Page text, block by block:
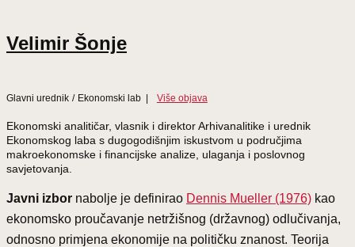
Velimir Šonje
Glavni urednik / Ekonomski lab | Više objava
Ekonomski analitičar, vlasnik i direktor Arhivanalitike i urednik
Ekonomskog laba s dugogodišnjim iskustvom u područjima
makroekonomske i financijske analize, ulaganja i poslovnog
savjetovanja.
Javni izbor nabolje je definirao Dennis Mueller (1976) kao
ekonomsko proučavanje netržišnog (državnog) odlučivanja,
odnosno primjena ekonomije na političku znanost. Teorija